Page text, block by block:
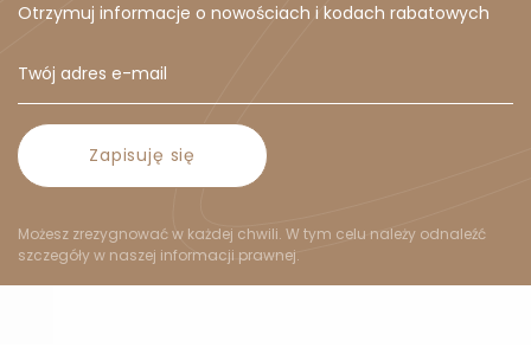
Otrzymuj informacje o nowościach i kodach rabatowych
Zapisuję się
Możesz zrezygnować w każdej chwili. W tym celu należy odnaleźć
szczegóły w naszej informacji prawnej.